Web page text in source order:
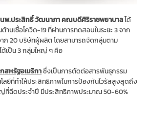
พ.ประสิทธิ์ วัฒนาภา คณบดีศิริราชพยาบาลได้
นเชื้อโควิด-19 ที่ผ่านการทดสอบในระยะ 3 จาก
าก 20 บริษัทผู้ผลิต โดยสามารถจัดกลุ่มตาม
ด้เป็น 3 กลุ่มใหญ่ ๆ คือ
สหรัฐอเมริกาซึ่งเป็นการตัดต่อสารพันธุกรรม
โลยีที่ทำให้ประสิทธิภาพในการป้องกันไวรัสสูงสุดถึง
ที่ฉีดประจำปี มีประสิทธิภาพประมาณ 50-60%